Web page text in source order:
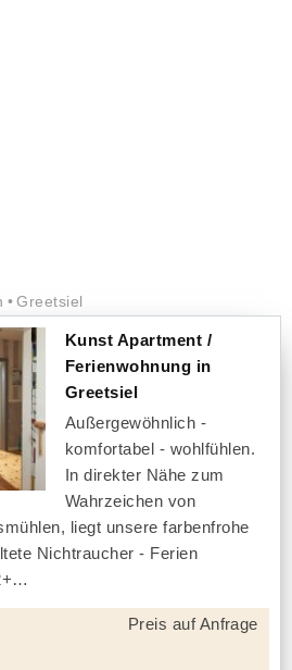
Greetsiel
Kunst Apartment /
Ferienwohnung in
Greetsiel
Außergewöhnlich -
komfortabel - wohlfühlen.
In direkter Nähe zum
Wahrzeichen von
liegt unsere farbenfrohe
Nichtraucher - Ferien
Preis auf Anfrage